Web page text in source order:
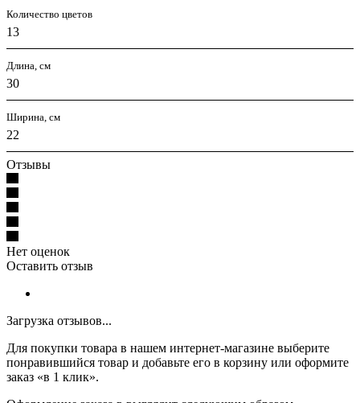
Количество цветов
13
Длина, см
30
Ширина, см
22
Отзывы
Нет оценок
Оставить отзыв
Загрузка отзывов...
Для покупки товара в нашем интернет-магазине выберите
понравившийся товар и добавьте его в корзину или оформите
заказ «в 1 клик».